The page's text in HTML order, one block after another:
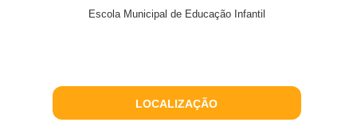
Escola Municipal de Educação Infantil
LOCALIZAÇÃO